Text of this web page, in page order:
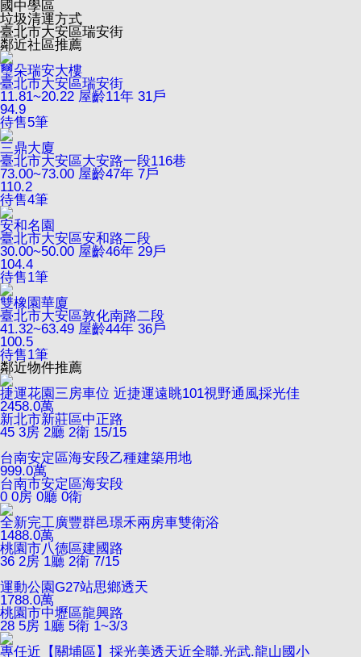
國中學區
垃圾清運方式
臺北市大安區瑞安街
鄰近社區推薦
璽朵瑞安大樓
臺北市大安區瑞安街
11.81~20.22 屋齡11年 31戶
94.9
待售5筆
三鼎大廈
臺北市大安區大安路一段116巷
73.00~73.00 屋齡47年 7戶
110.2
待售4筆
安和名園
臺北市大安區安和路二段
30.00~50.00 屋齡46年 29戶
104.4
待售1筆
雙橡園華廈
臺北市大安區敦化南路二段
41.32~63.49 屋齡44年 36戶
100.5
待售1筆
鄰近物件推薦
捷運花園三房車位 近捷運遠眺101視野通風採光佳
2458.0萬
新北市新莊區中正路
45 3房 2廳 2衛 15/15
台南安定區海安段乙種建築用地
999.0萬
台南市安定區海安段
0 0房 0廳 0衛
全新完工廣豐群邑璟禾兩房車雙衛浴
1488.0萬
桃園市八德區建國路
36 2房 1廳 2衛 7/15
運動公園G27站思鄉透天
1788.0萬
桃園市中壢區龍興路
28 5房 1廳 5衛 1~3/3
專任近【關埔區】採光美透天近全聯.光武.龍山國小